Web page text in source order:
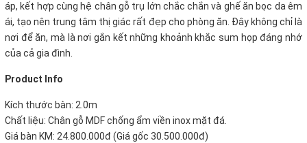
áp, kết hợp cùng hệ chân gỗ trụ lớn chắc chắn và ghế ăn bọc da êm
ái, tạo nên trung tâm thị giác rất đẹp cho phòng ăn. Đây không chỉ là
nơi để ăn, mà là nơi gắn kết những khoảnh khắc sum họp đáng nhớ
của cả gia đình.
Product Info
Kích thước bàn: 2.0m
Chất liệu: Chân gỗ MDF chống ẩm viền inox mặt đá.
Giá bàn KM: 24.800.000đ (Giá gốc 30.500.000đ)